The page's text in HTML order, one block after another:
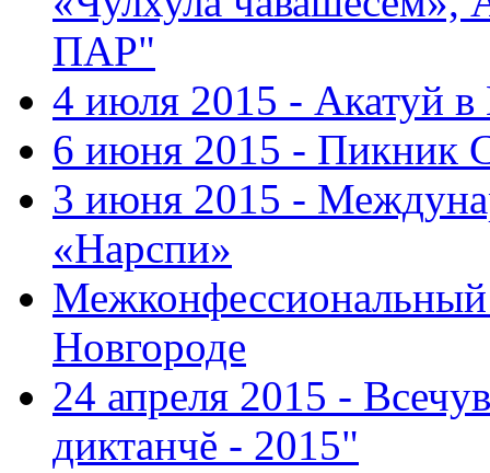
ПАР"
4 июля 2015 - Акатуй
6 июня 2015 - Пикник
3 июня 2015 -
«Нарспи»
Новгороде
24 апреля 2015 -
диктанчĕ - 2015"